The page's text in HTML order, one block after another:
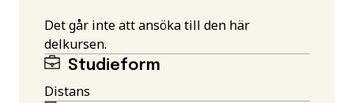
Det går inte att ansöka till den här
delkursen.
Studieform
Distans